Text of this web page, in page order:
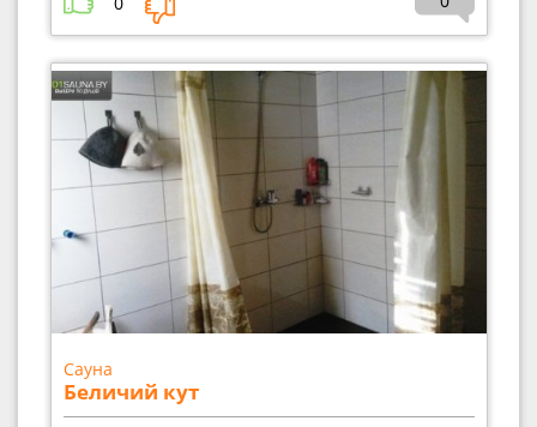
Сауна
Беличий кут